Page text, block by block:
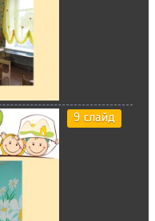
9 слайд